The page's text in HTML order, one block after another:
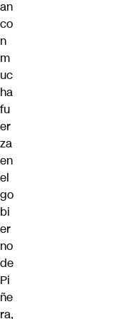
an
co
n
m
uc
ha
fu
er
za
en
el
go
bi
er
no
de
Pi
ñe
ra,